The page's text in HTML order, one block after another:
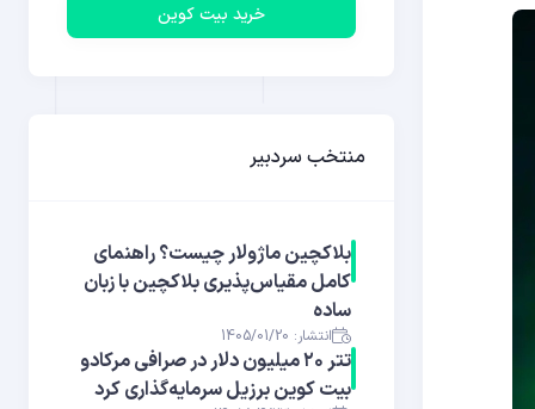
خرید بیت کوین
منتخب سردبیر
بلاکچین ماژولار چیست؟ راهنمای
کامل مقیاس‌پذیری بلاکچین با زبان
ساده
انتشار: 1405/01/20
تتر ۲۰ میلیون دلار در صرافی مرکادو
بیت کوین برزیل سرمایه‌گذاری کرد